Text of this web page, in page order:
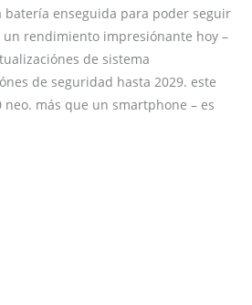
batería enseguida para poder seguir
un rendimiento impresiónante hoy –
de sistema
de seguridad hasta 2029. este
neo. más que un smartphone – es